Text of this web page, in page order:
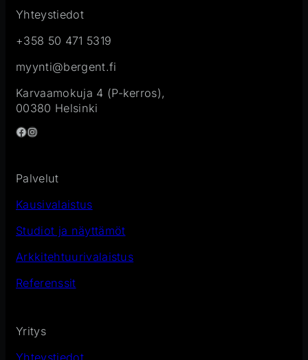
Yhteystiedot
+358 50 471 5319
myynti@bergent.fi
Karvaamokuja 4 (P-kerros),
00380 Helsinki
Facebook
Instagram
Palvelut
Kausivalaistus
Studiot ja näyttämöt
Arkkitehtuurivalaistus
Referenssit
Yritys
Yhteystiedot